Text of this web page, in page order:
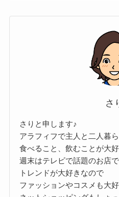
さ
さりと申します♪
アラフィフで主人と二人暮ら
食べること、飲むことが大好
週末はテレビで話題のお店
トレンドが大好きなので
ファッションやコスメも大好